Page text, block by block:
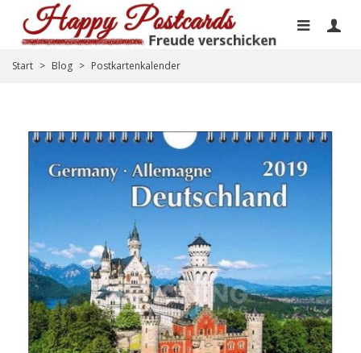
Start > Blog > Postkartenkalender